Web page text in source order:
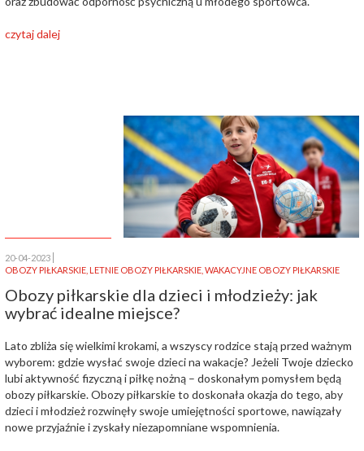
czytaj dalej
20-04-2023
OBOZY PIŁKARSKIE LETNIE OBOZY PIŁKARSKIE WAKACYJNE OBOZY PIŁKARSKIE
Obozy piłkarskie dla dzieci i młodzieży: jak
wybrać idealne miejsce?
Lato zbliża się wielkimi krokami, a wszyscy rodzice stają przed ważnym
wyborem: gdzie wysłać swoje dzieci na wakacje? Jeżeli Twoje dziecko
lubi aktywność fizyczną i piłkę nożną – doskonałym pomysłem będą
obozy piłkarskie. Obozy piłkarskie to doskonała okazja do tego, aby
dzieci i młodzież rozwinęły swoje umiejętności sportowe, nawiązały
nowe przyjaźnie i zyskały niezapomniane wspomnienia.